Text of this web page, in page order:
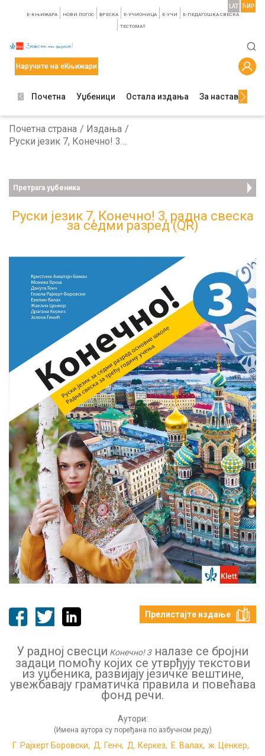
E-КЊИЖАРА НОВИ ЛОГОС ФРЕСКА E-УЧИОНИЦА E-УЧИ Е-ПЕДАГОШКА СВЕСКА
TЕСТОМАТ
LAT ЋИР
Наручите на еКњижари
Почетна Уџбеници Остала издања За наставнике
Почетна страна
Издања
Руски језик 7, Конечно! 3, радна свеска за седми разред (QR)
Претрага уџбеника
Руски језик 7, Конечно! 3, радна свеска
за седми разред (QR)
Прелистајте издање
У радној свесци Конeчно! 3налазе се бројни
задаци помоћу којих се утврђују текстови
из уџбеника, развијају језичке вештине,
увежбавају граматичка правила и повећава
фонд речи.
Аутори:
(Имена аутора су поређана по азбучном реду)
Г. Рајхерт Боровски, Д. Генч, Д. Керкез, Е. Валах, ж. Ценкер,